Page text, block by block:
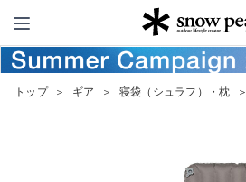
Snow Peak
トップ ＞ ギア ＞ 寝袋（シュラフ）・枕 ＞